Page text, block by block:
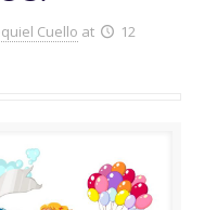
Cuello at
12